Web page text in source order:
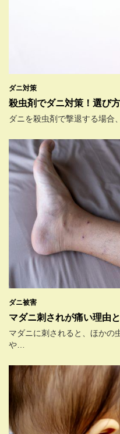
ダニ対策
殺虫剤でダニ対策！選び
ダニを殺虫剤で撃退する場
ダニ被害
マダニ刺されが痛い理由
マダニに刺されると、ほかの
や…